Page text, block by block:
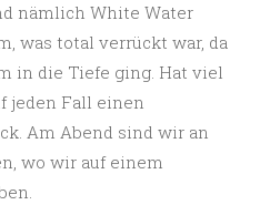
nämlich White Water
was total verrückt war, da
in die Tiefe ging. Hat viel
jeden Fall einen
Am Abend sind wir an
wo wir auf einem